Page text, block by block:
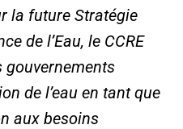
la future Stratégie
de l’Eau, le CCRE
gouvernements
de l’eau en tant que
aux besoins